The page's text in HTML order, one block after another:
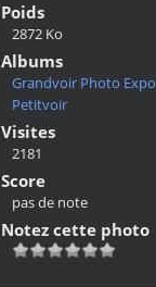
Poids
2872 Ko
Albums
Grandvoir Photo Expo
Petitvoir
Visites
2181
Score
pas de note
Notez cette photo